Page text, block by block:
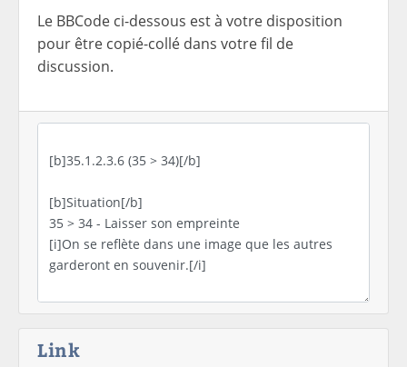
Le BBCode ci-dessous est à votre disposition
pour être copié-collé dans votre fil de
discussion.
Link